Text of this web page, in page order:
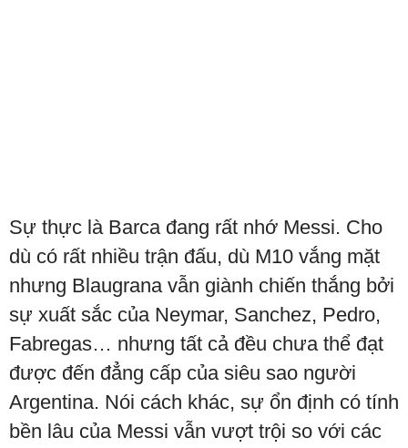
Sự thực là Barca đang rất nhớ Messi. Cho
dù có rất nhiều trận đấu, dù M10 vắng mặt
nhưng Blaugrana vẫn giành chiến thắng bởi
sự xuất sắc của Neymar, Sanchez, Pedro,
Fabregas… nhưng tất cả đều chưa thể đạt
được đến đẳng cấp của siêu sao người
Argentina. Nói cách khác, sự ổn định có tính
bền lâu của Messi vẫn vượt trội so với các